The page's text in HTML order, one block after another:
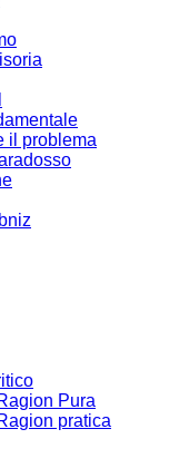
il problema
Pura
pratica